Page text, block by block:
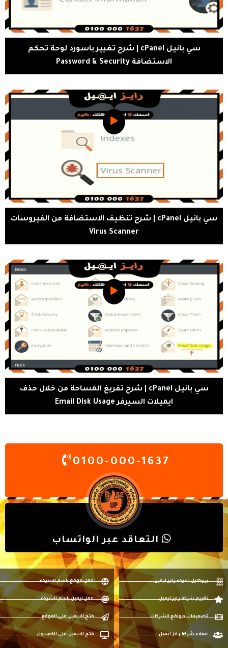
سي بانيل cPanel | شرح تغيير باسورد لوحة تحكم
الاستضافة Password & Security
سي بانيل cPanel | شرح تنظيف الاستضافة من الفيروسات
Virus Scanner
سي بانيل cPanel | شرح تفريغ المساحة من خلال حذف
ايميلات السيرفر Email Disk Usage
0100-000-1637
التعاقد عبر الواتساب
بروفايل شركة رايز ايميل
تقييم شركة رايز ايميل
تصميمات مواقع الشركات
عملاء شركة رايز ايميل
عمل موقع باسم الشركة
عمل ايميل باسم الشركة
فتح الايميل على الموقع
فتح الايميل على الكمبيوتر